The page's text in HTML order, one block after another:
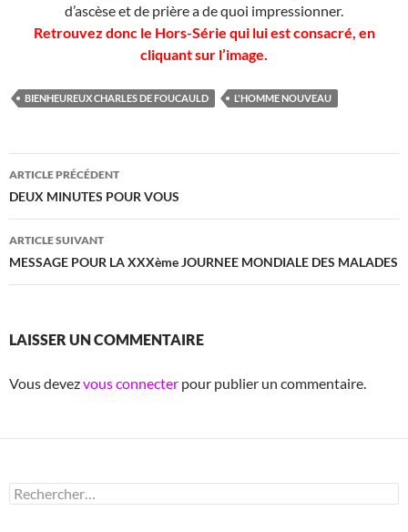
d’ascèse et de prière a de quoi impressionner.
Retrouvez donc le Hors-Série qui lui est consacré, en
cliquant sur l’image.
BIENHEUREUX CHARLES DE FOUCAULD L'HOMME NOUVEAU
Navigation
des
articles
ARTICLE PRÉCÉDENT
DEUX MINUTES POUR VOUS
ARTICLE SUIVANT
MESSAGE POUR LA XXXème JOURNEE MONDIALE DES MALADES
LAISSER UN COMMENTAIRE
Vous devezvous connecter pour publier un commentaire.
Rechercher :